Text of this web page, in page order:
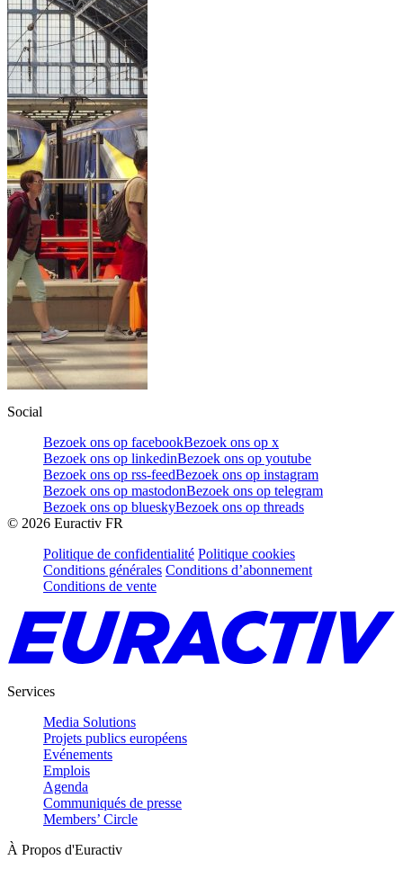
Social
Bezoek ons op facebookBezoek ons op x
Bezoek ons op linkedinBezoek ons op youtube
Bezoek ons op rss-feedBezoek ons op instagram
Bezoek ons op mastodonBezoek ons op telegram
Bezoek ons op blueskyBezoek ons op threads
© 2026 Euractiv FR
Politique de confidentialité Politique cookies
Conditions générales Conditions d’abonnement
Conditions de vente
Services
Media Solutions
Projets publics européens
Evénements
Emplois
Agenda
Communiqués de presse
Members’ Circle
À Propos d'Euractiv